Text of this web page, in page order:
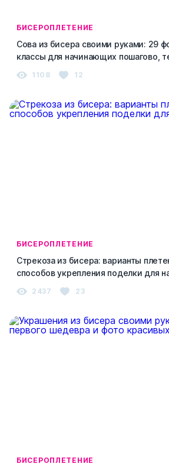
БИСЕРОПЛЕТЕНИЕ
Сова из бисера своими руками: 29
классы для начинающих пошагово,
1108 12
БИСЕРОПЛЕТЕНИЕ
Стрекоза из бисера: варианты
способов укрепления поделки для
2437 23
БИСЕРОПЛЕТЕНИЕ